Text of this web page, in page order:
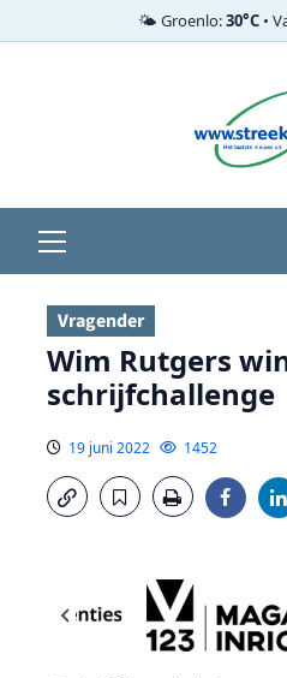
🌤️ Groenlo:30°C•
menu
Vragender
Wim Rutgers
schrijfchallenge
19 juni 2022 1452